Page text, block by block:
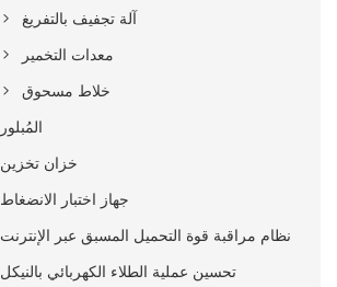
آلة تجفيف بالتفريغ
معدات التخمير
خلاط مسحوق
المُبلور
خزان تخزين
جهاز اختبار الانضغاط
نظام مراقبة قوة التحميل المسبق عبر الإنترنت
تحسين عملية الطلاء الكهربائي بالنيكل